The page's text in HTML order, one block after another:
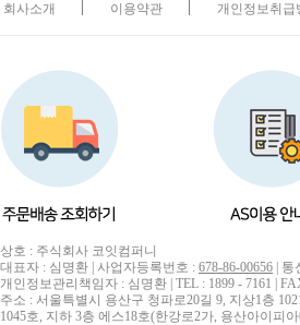
회사소개 이용약관 개인정보취급
상호 : 주식회사 코잇컴퍼니
대표자 : 심명환 | 사업자등록번호 : 678-86-00656 |
개인정보관리책임자 : 심명환 | TEL : 1899 - 7161 |
주소 : 서울특별시 용산구 청파로20길 9, 지상1층
1045호, 지하 3층 에스18호(한강로2가, 용산아이피